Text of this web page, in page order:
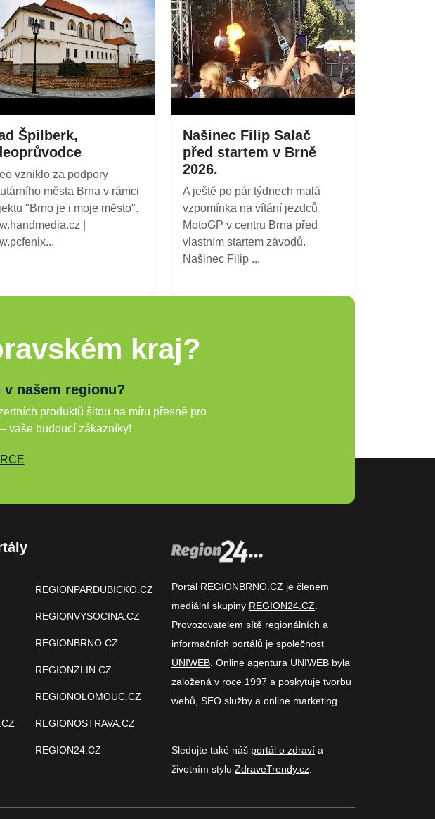
Špilberk,
vzniklo za podpory
města Brna v rámci
"Brno je i moje město".
|
Našinec Filip Salač
před startem v Brně
2026.
A ještě po pár týdnech malá
vzpomínka na vítání jezdců
MotoGP v centru Brna před
vlastním startem závodů.
Našinec Filip ...
kraj?
našem regionu?
produktů šitou na míru přesně pro
vaše budoucí zákazníky!
REGIONPARDUBICKO.CZ
REGIONVYSOCINA.CZ
REGIONBRNO.CZ
REGIONZLIN.CZ
REGIONOLOMOUC.CZ
REGIONOSTRAVA.CZ
REGION24.CZ
Portál REGIONBRNO.CZ je členem
mediální skupiny REGION24.CZ
Provozovatelem sítě regionálních a
informačních portálů je společnost
UNIWEB . Online agentura UNIWEB byla
založená v roce 1997 a poskytuje tvorbu
webů, SEO služby a online marketing.
Sledujte také náš portál o zdraví a
životním stylu ZdraveTrendy.cz